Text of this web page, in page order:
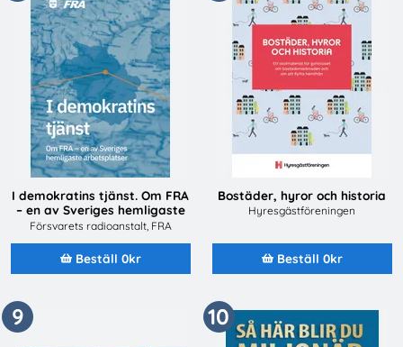
I demokratins tjänst. Om FRA
– en av Sveriges hemligaste
arbetsplatser
Försvarets radioanstalt, FRA
Beställ 0kr
Bostäder, hyror och historia
Hyresgästföreningen
Beställ 0kr
9 10